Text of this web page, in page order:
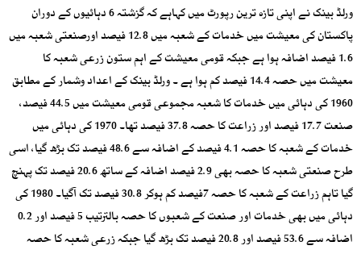
ورلڈ بینک نے اپنی تازہ ترین رپورٹ میں کہاہے کہ گزشتہ 6 دہائیوں کے دوران
پاکستان کی معیشت میں خدمات کے شعبہ میں 12.8 فیصد اورصنعتی شعبہ میں
1.6 فیصد اضافہ ہوا ہے جبکہ قومی معیشت کے اہم ستون زرعی شعبہ کا
معیشت میں حصہ 14.4 فیصد کم ہوا ہے ۔ ورلڈ بینک کے اعداد وشمار کے مطابق
1960 کی دہائی میں خدمات کا شعبہ مجموعی قومی معیشت میں 44.5 فیصد،
صنعت 17.7 فیصد اور زراعت کا حصہ 37.8 فیصد تھا۔ 1970 کی دہائی میں
خدمات کے شعبہ کا حصہ 4.1 فیصد کے اضافہ سے 48.6 فیصد تک بڑھ گیا، اسی
طرح صنعتی شعبہ کا حصہ بھی 2.9 فیصد اضافہ کے ساتھ 20.6 فیصد تک پہنچ
گیا تاہم زراعت کے شعبہ کا حصہ 7فیصد کم ہوکر 30.8 فیصد تک آگیا۔ 1980 کی
دہائی میں بھی خدمات اور صنعت کے شعبوں کا حصہ بالترتیب 5 فیصد اور 0.2
اضافہ سے 53.6 فیصد اور 20.8 فیصد تک بڑھ گیا جبکہ زرعی شعبہ کا حصہ